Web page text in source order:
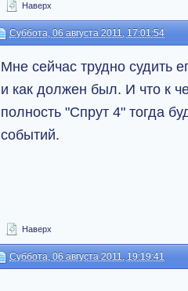
Наверх
Суббота, 06 августа 2011, 17:01:54
Мне сейчас трудно судить
и как должен был. И что к
полность "Спрут 4" тогда
событий.
Наверх
Суббота, 06 августа 2011, 19:19:41